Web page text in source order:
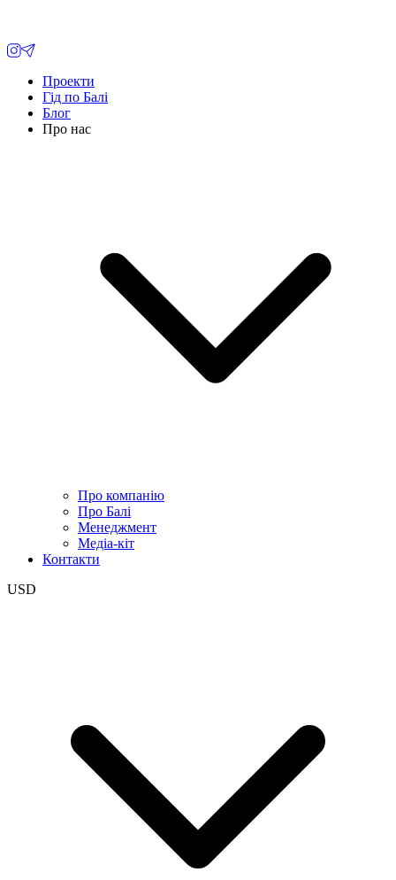
Проекти
Гід по Балі
Блог
Про нас
Про компанію
Про Балі
Менеджмент
Медіа-кіт
Контакти
USD